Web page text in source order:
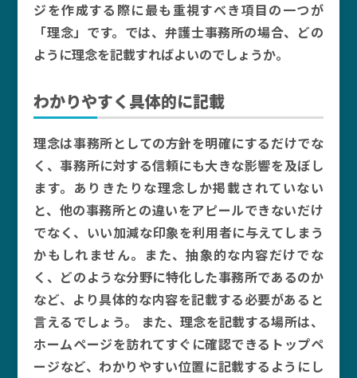
ジを作成する際に最も重視すべき項目の一つが
「理念」です。では、弁護士事務所の場合、どの
ように理念を記載すればよいのでしょうか。
わかりやすく具体的に記載
理念は事務所としての方針を明確にするだけでな
く、事務所に対する信頼にも大きな影響を及ぼし
ます。ありきたりな理念しか掲載されていない
と、他の事務所との違いをアピールできないだけ
でなく、いい加減な印象を利用者に与えてしまう
かもしれません。また、抽象的な内容だけでな
く、どのような分野に特化した事務所であるのか
など、より具体的な内容を記載する必要があると
言えるでしょう。 また、理念を記載する場所は、
ホームページを訪れてすぐに確認できるトップペ
ージなど、わかりやすい位置に記載するようにし